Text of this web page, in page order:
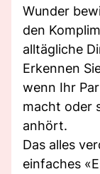
Wunder
den
alltägliche
Erkennen
wenn Ihr
macht oder
anhört.
Das alles
einfaches